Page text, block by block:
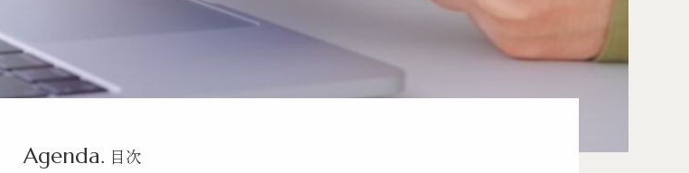
Agenda. 目次